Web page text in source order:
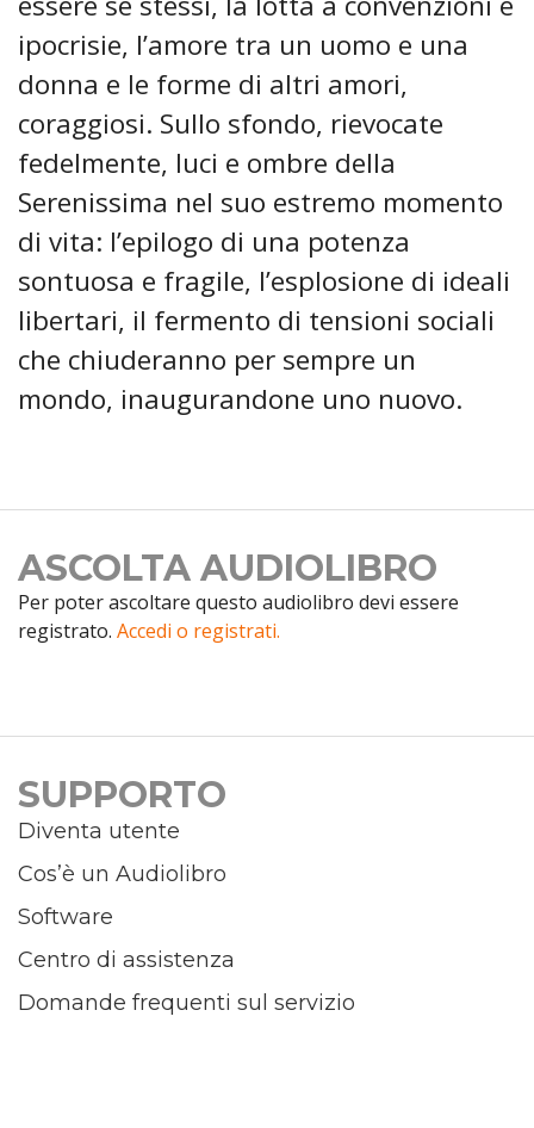
ipocrisie, l’amore tra un uomo e una
donna e le forme di altri amori,
coraggiosi. Sullo sfondo, rievocate
fedelmente, luci e ombre della
Serenissima nel suo estremo momento
di vita: l’epilogo di una potenza
sontuosa e fragile, l’esplosione di ideali
libertari, il fermento di tensioni sociali
che chiuderanno per sempre un
mondo, inaugurandone uno nuovo.
ASCOLTA AUDIOLIBRO
Per poter ascoltare questo audiolibro devi essere
registrato. Accedi o registrati.
SUPPORTO
Diventa utente
Cos’è un Audiolibro
Software
Centro di assistenza
Domande frequenti sul servizio